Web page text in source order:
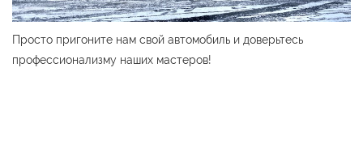
Просто пригоните нам свой автомобиль и доверьтесь
профессионализму наших мастеров!